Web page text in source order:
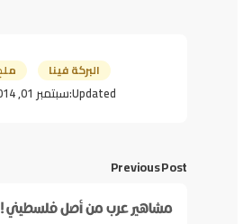
البركة فينا
Updated:سبتمبر 01, 2014
Previous Post
مشاهير عرب من أصل فلسطيني !